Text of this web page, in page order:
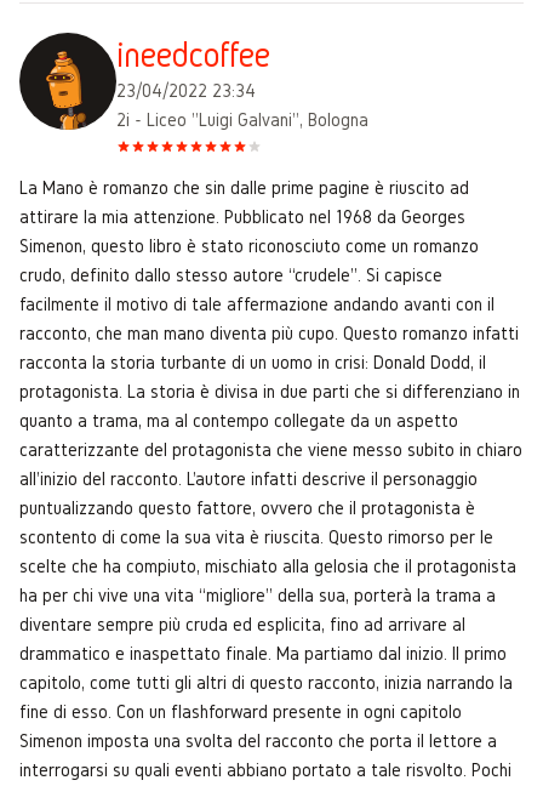
ineedcoffee
23/04/2022 23:34
2i - Liceo "Luigi Galvani", Bologna
La Mano è romanzo che sin dalle prime pagine è riuscito ad
attirare la mia attenzione. Pubblicato nel 1968 da Georges
Simenon, questo libro è stato riconosciuto come un romanzo
crudo, definito dallo stesso autore “crudele”. Si capisce
facilmente il motivo di tale affermazione andando avanti con il
racconto, che man mano diventa più cupo. Questo romanzo infatti
racconta la storia turbante di un uomo in crisi: Donald Dodd, il
protagonista. La storia è divisa in due parti che si differenziano in
quanto a trama, ma al contempo collegate da un aspetto
caratterizzante del protagonista che viene messo subito in chiaro
all'inizio del racconto. L'autore infatti descrive il personaggio
puntualizzando questo fattore, ovvero che il protagonista è
scontento di come la sua vita è riuscita. Questo rimorso per le
scelte che ha compiuto, mischiato alla gelosia che il protagonista
ha per chi vive una vita “migliore” della sua, porterà la trama a
diventare sempre più cruda ed esplicita, fino ad arrivare al
drammatico e inaspettato finale. Ma partiamo dal inizio. Il primo
capitolo, come tutti gli altri di questo racconto, inizia narrando la
fine di esso. Con un flashforward presente in ogni capitolo
Simenon imposta una svolta del racconto che porta il lettore a
interrogarsi su quali eventi abbiano portato a tale risvolto. Pochi